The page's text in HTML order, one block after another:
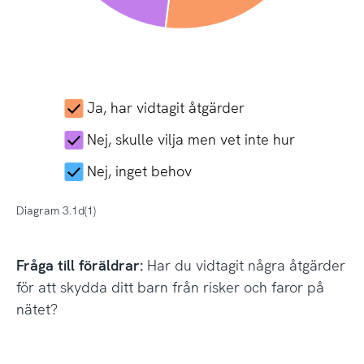
Ja, har vidtagit åtgärder
Nej, skulle vilja men vet inte hur
Nej, inget behov
Diagram 3.1d(1)
Fråga till föräldrar: Har du vidtagit några åtgärder
för att skydda ditt barn från risker och faror på
nätet?